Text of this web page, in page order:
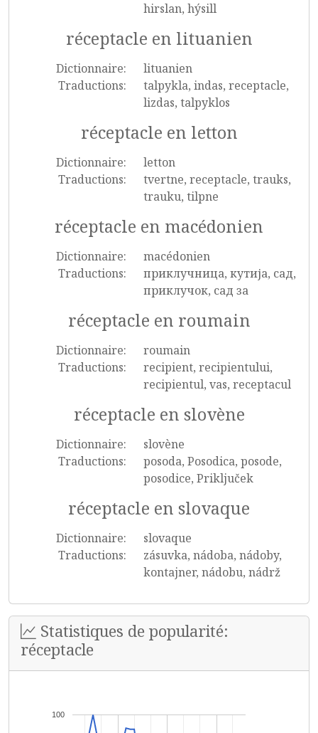
hirslan, hýsill
réceptacle en lituanien
Dictionnaire:
lituanien
Traductions:
talpykla, indas, receptacle,
lizdas, talpyklos
réceptacle en letton
Dictionnaire:
letton
Traductions:
tvertne, receptacle, trauks,
trauku, tilpne
réceptacle en macédonien
Dictionnaire:
macédonien
Traductions:
приклучница, кутија, сад,
приклучок, сад за
réceptacle en roumain
Dictionnaire:
roumain
Traductions:
recipient, recipientului,
recipientul, vas, receptacul
réceptacle en slovène
Dictionnaire:
slovène
Traductions:
posoda, Posodica, posode,
posodice, Priključek
réceptacle en slovaque
Dictionnaire:
slovaque
Traductions:
zásuvka, nádoba, nádoby,
kontajner, nádobu, nádrž
Statistiques de popularité:
réceptacle
100